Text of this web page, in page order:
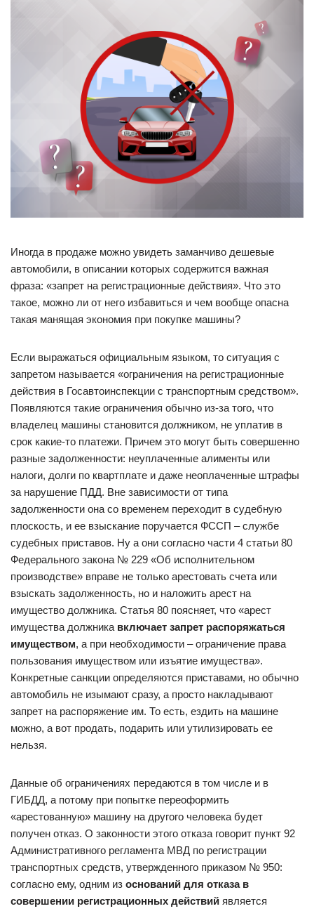
Иногда в продаже можно увидеть заманчиво дешевые
автомобили, в описании которых содержится важная
фраза: «запрет на регистрационные действия». Что это
такое, можно ли от него избавиться и чем вообще опасна
такая манящая экономия при покупке машины?
Если выражаться официальным языком, то ситуация с
запретом называется «ограничения на регистрационные
действия в Госавтоинспекции с транспортным средством».
Появляются такие ограничения обычно из-за того, что
владелец машины становится должником, не уплатив в
срок какие-то платежи. Причем это могут быть совершенно
разные задолженности: неуплаченные алименты или
налоги, долги по квартплате и даже неоплаченные штрафы
за нарушение ПДД. Вне зависимости от типа
задолженности она со временем переходит в судебную
плоскость, и ее взыскание поручается ФССП – службе
судебных приставов. Ну а они согласно части 4 статьи 80
Федерального закона № 229 «Об исполнительном
производстве» вправе не только арестовать счета или
взыскать задолженность, но и наложить арест на
имущество должника. Статья 80 поясняет, что «арест
имущества должника включает запрет распоряжаться
имуществом, а при необходимости – ограничение права
пользования имуществом или изъятие имущества».
Конкретные санкции определяются приставами, но обычно
автомобиль не изымают сразу, а просто накладывают
запрет на распоряжение им. То есть, ездить на машине
можно, а вот продать, подарить или утилизировать ее
нельзя.
Данные об ограничениях передаются в том числе и в
ГИБДД, а потому при попытке переоформить
«арестованную» машину на другого человека будет
получен отказ. О законности этого отказа говорит пункт 92
Административного регламента МВД по регистрации
транспортных средств, утвержденного приказом № 950:
согласно ему, одним из оснований для отказа в
совершении регистрационных действий является